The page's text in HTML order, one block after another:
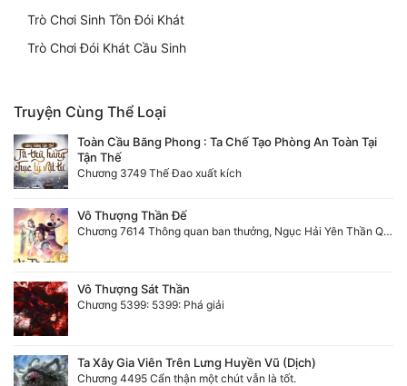
Trò Chơi Sinh Tồn Đói Khát
Trò Chơi Đói Khát Cầu Sinh
Truyện Cùng Thể Loại
Toàn Cầu Băng Phong : Ta Chế Tạo Phòng An Toàn Tại
Tận Thế
Chương 3749 Thế Đao xuất kích
Vô Thượng Thần Đế
Chương 7614 Thông quan ban thưởng, Ngục Hải Yên Thần Quang
Vô Thượng Sát Thần
Chương 5399: 5399: Phá giải
Ta Xây Gia Viên Trên Lưng Huyền Vũ (Dịch)
Chương 4495 Cẩn thận một chút vẫn là tốt.